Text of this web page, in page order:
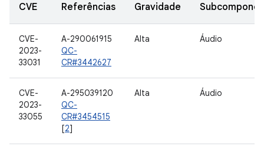
CVE Referências Gravidade
CVE-
2023-
33031
A-290061915
QC-
CR#3442627
Alta Áudio
CVE-
2023-
33055
A-295039120
QC-
CR#3454515
[2]
Alta Áudio